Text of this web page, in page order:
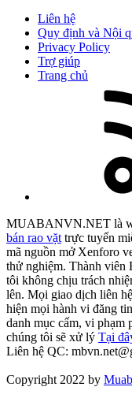
Liên hệ
Quy định và Nội
Privacy Policy
Trợ giúp
Trang chủ
MUABANVN.NET là
bán rao vặt trực tuyến
mã nguồn mở Xenforo
thử nghiệm. Thành viên
tôi không chịu trách
lên. Mọi giao dịch liên
hiện mọi hành vi đăng
danh mục cấm, vi
chúng tôi sẽ xử lý Tại
Liên hệ QC:
Copyright 2022 by